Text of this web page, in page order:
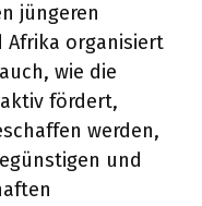
jüngeren
Afrika organisiert
wie die
fördert,
werden,
und